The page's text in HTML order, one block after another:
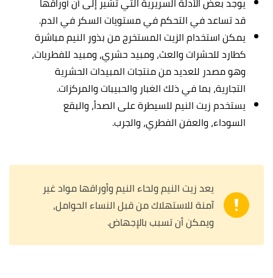
قد تساعد في التحكم في مستويات السكر في الدم.
يمكن استخدام الزيت المستخرج من بذور النيم مباشرة
كطارد للحشرات والعث، ومبيد حشري، ومبيد للفطريات،
وهو مصدر للعديد من منتجات المبيدات الحشرية
التجارية، بما في ذلك الغبار والحبيبات والمركزات.
يستخدم زيت النيم للسيطرة على الصدأ، والبقع
السوداء، والعفن الفطري، والجرب.
يعد زيت النيم ولحاء النيم وأوراقها مواد غير
آمنة للاستهلاك من قبل النساء الحوامل،
ويمكن أن تسبب بالإجهاض.